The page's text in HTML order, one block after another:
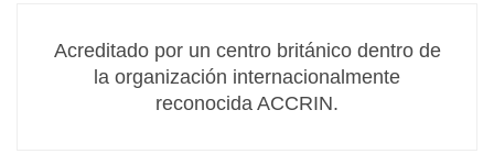
Acreditado por un centro británico dentro de
la organización internacionalmente
reconocida ACCRIN.